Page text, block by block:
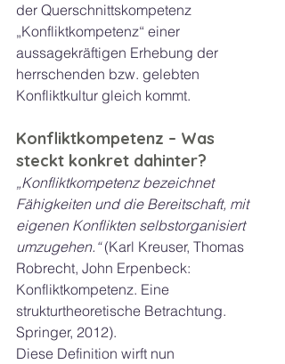
der Querschnittskompetenz
„Konfliktkompetenz“ einer
aussagekräftigen Erhebung der
herrschenden bzw. gelebten
Konfliktkultur gleich kommt.
Konfliktkompetenz – Was
steckt konkret dahinter?
„Konfliktkompetenz bezeichnet
Fähigkeiten und die Bereitschaft, mit
eigenen Konflikten selbstorganisiert
umzugehen.“ (Karl Kreuser, Thomas
Robrecht, John Erpenbeck:
Konfliktkompetenz. Eine
strukturtheoretische Betrachtung.
Springer, 2012).
Diese Definition wirft nun